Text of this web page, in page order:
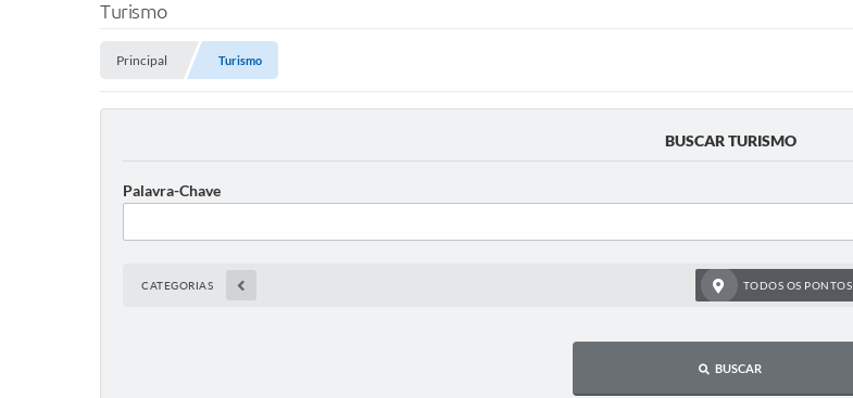
Turismo
Principal Turismo
BUSCAR TURISMO
Palavra-Chave
CATEGORIAS TODOS OS PONTOS
BUSCAR